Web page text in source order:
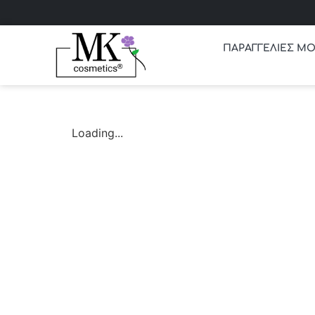
ΠΑΡΑΓΓΕΛΙΕΣ
Loading...